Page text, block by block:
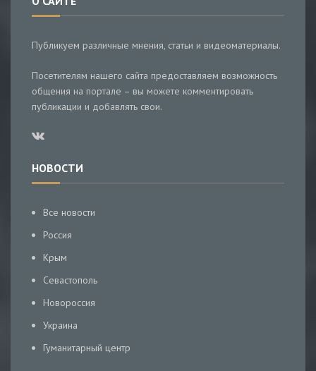
Публикуем различные мнения, статьи и видеоматериалы.
Посетителям нашего сайта предоставляем возможность
общения на портале – вы можете комментировать
публикации и добавлять свои.
НОВОСТИ
Все новости
Россия
Крым
Севастополь
Новороссия
Украина
Гуманитарный центр